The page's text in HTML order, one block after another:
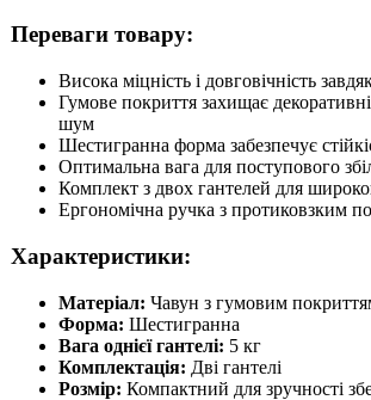
Переваги товару:
Висока міцність і довговічність
Гумове покриття захищає
шум
Шестигранна форма забезпечує
Оптимальна вага для поступового
Комплект з двох гантелей для
Ергономічна ручка з протиковзким
Характеристики:
Матеріал: Чавун з гумовим
Форма: Шестигранна
Вага однієї гантелі: 5 кг
Комплектація: Дві гантелі
Розмір: Компактний для зручності